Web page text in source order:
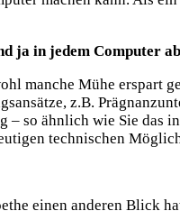
ja in jedem Computer
manche Mühe erspart
z.B.
so ähnlich wie Sie das
technischen
einen anderen Blick